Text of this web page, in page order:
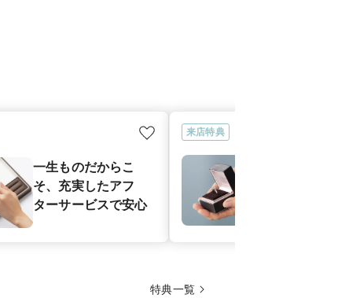
一生ものだからこ
そ、充実したアフ
ターサービスで安心
来店特典
特典一覧